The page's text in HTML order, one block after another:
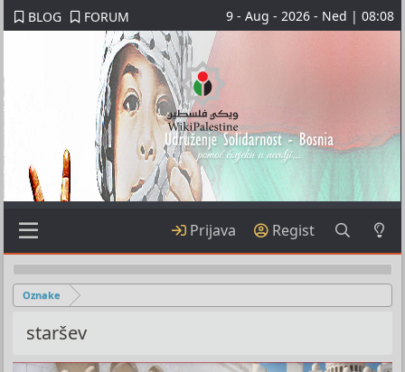
BLOG FORUM 9 - Aug - 2026 - Ned | 08:08
Prijava Regist
Oznake
staršev